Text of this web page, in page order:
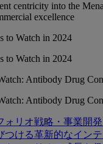
centricity into the
excellence
to Watch in 2024
to Watch in 2024
Antibody Drug
Antibody Drug
ォリオ戦略・事業開発
つける革新的なイン